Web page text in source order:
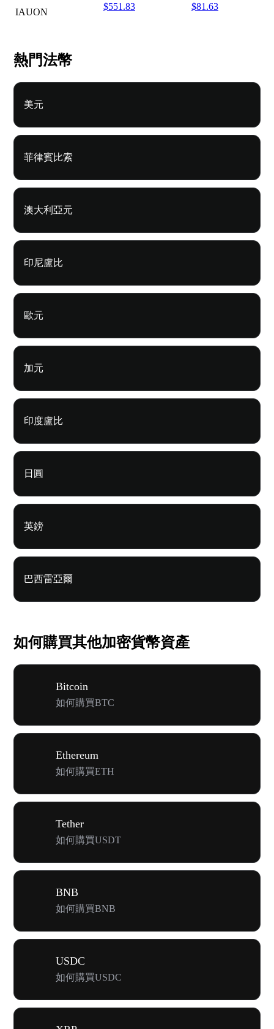
IAUON
$551.83 $81.63
熱門法幣
美元
菲律賓比索
澳大利亞元
印尼盧比
歐元
加元
印度盧比
日圓
英鎊
巴西雷亞爾
如何購買其他加密貨幣資產
Bitcoin
如何購買BTC
Ethereum
如何購買ETH
Tether
如何購買USDT
BNB
如何購買BNB
USDC
如何購買USDC